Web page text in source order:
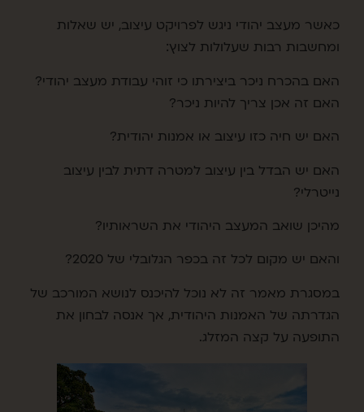
כאשר מעצב יהודי ניגש לפרויקט עיצוב, יש שאלות
ומחשבות רבות שעלולות לצוץ:
האם בהכרח ניכר ביצירתו כי זוהי עבודת מעצב יהודי?
האם זה אכן צריך להיות ניכר?
האם יש חיה כזו עיצוב או אמנות יהודית?
האם יש הבדל בין עיצוב למטרה דתית לבין עיצוב
נייטרלי?
מהיכן שואב המעצב היהודי את השראותיו?
והאם יש מקום לכל זה בכפר הגלובלי של 2020?
במסגרת מאמר זה לא נוכל להיכנס לנושא המורכב של
הגדרתה של האמנות היהודית, אך אנסה לבחון את
התופעה על קצה המזלג.